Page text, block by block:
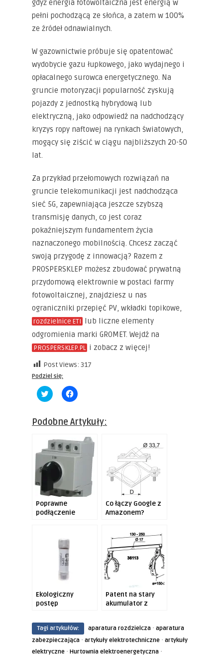
gdyż energia fotowoltaiczna jest energią w
pełni pochodzącą ze słońca, a zatem w 100%
ze źródeł odnawialnych.
W gazownictwie próbuje się opatentować
wydobycie gazu łupkowego, jako wydajnego i
opłacalnego surowca energetycznego. Na
gruncie motoryzacji popularność zyskują
pojazdy z jednostką hybrydową lub
elektryczną, jako odpowiedź na nadchodzący
kryzys ropy naftowej na rynkach światowych,
mogący się ziścić w ciągu najbliższych 20-50
lat.
Za przykład przełomowych rozwiązań na
gruncie telekomunikacji jest nadchodząca
sieć 5G, zapewniająca jeszcze szybszą
transmisję danych, co jest coraz
pokaźniejszym fundamentem życia
naznaczonego mobilnością. Chcesz zacząć
swoją przygodę z innowacją? Razem z
PROSPERSKLEP możesz zbudować prywatną
przydomową elektrownie w postaci farmy
fotowoltaicznej, znajdziesz u nas
ograniczniki przepięć PV, wkładki topikowe,
rozdzielnice ETI lub liczne elementy
odgromienia marki GROMET. Wejdź na
PROSPERSKLEP.PL i zobacz z więcej!
Post Views: 317
Podziel się:
Click
to
Twitter
(Opens
new
window)
Click
to
Facebook
(Opens
new
window)
Podobne Artykuły:
Poprawne
podłączenie
Co łączy Google z
Amazonem?
Ekologiczny
postęp
Patent na stary
akumulator z
Tagi artykułów: aparatura rozdzielcza · aparatura
zabezpieczająca · artykuły elektrotechniczne · artykuły
elektryczne · Hurtownia elektroenergetyczna ·